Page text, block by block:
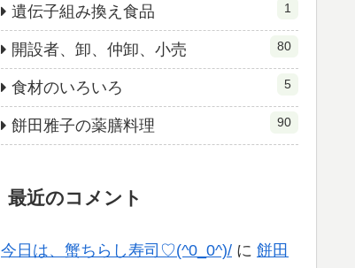
遺伝子組み換え食品 1
開設者、卸、仲卸、小売 80
食材のいろいろ 5
餅田雅子の薬膳料理 90
最近のコメント
今日は、蟹ちらし寿司♡(^0_0^)/ に 餅田